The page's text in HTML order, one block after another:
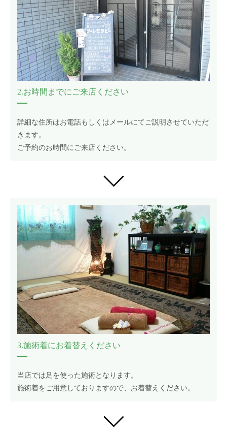
2.お時間までにご来店ください
詳細な住所はお電話もしくはメールにてご説明させていただ
きます。
ご予約のお時間にご来店ください。
3.施術着にお着替えください
当店では足を使った施術となります。
施術着をご用意しておりますので、お着替えください。